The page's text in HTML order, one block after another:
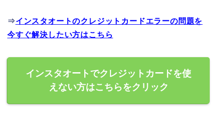
⇒インスタオートのクレジットカードエラーの問題を
今すぐ解決したい方はこちら
インスタオートでクレジットカードを使
えない方はこちらをクリック